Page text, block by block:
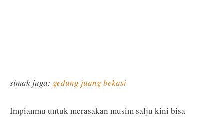
simak juga: gedung juang bekasi
Impianmu untuk merasakan musim salju kini bisa